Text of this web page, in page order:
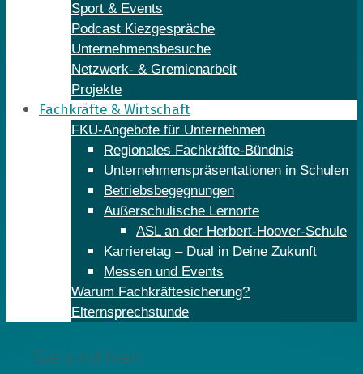
Sport & Events
Podcast Kiezgespräche
Unternehmensbesuche
Netzwerk- & Gremienarbeit
Projekte
Fachkräfte & Wirtschaft
FKU-Angebote für Unternehmen
Regionales Fachkräfte-Bündnis
Unternehmenspräsentationen in Schulen
Betriebsbegegnungen
Außerschulische Lernorte
ASL an der Herbert-Hoover-Schule
Karrieretag – Dual in Deine Zukunft
Messen und Events
Warum Fachkräftesicherung?
Elternsprechstunde
Sie sind hier: